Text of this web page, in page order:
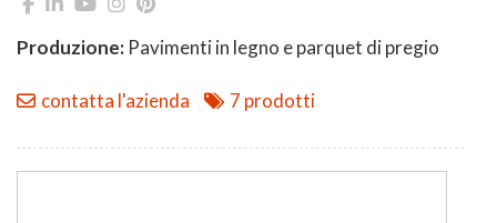
Produzione: Pavimenti in legno e parquet di pregio
contatta l'azienda 7 prodotti